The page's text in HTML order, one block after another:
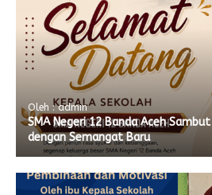
Oleh : admin
SMA Negeri 12 Banda Aceh
dengan Semangat Baru